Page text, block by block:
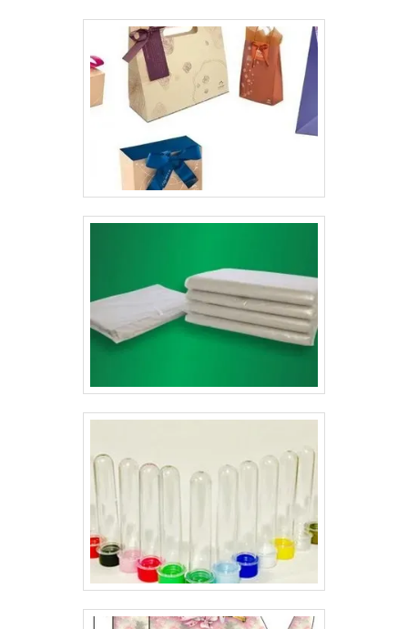
ótimos valores no mercadoA Gráfica Lyons trabalha
com diversos tipos de papéis duplex e triplex, todos
com ótima qualidade. O wobbler preço justo no
mercado, é desenvolvido sempre de acordo com o
tamanho do produto. .